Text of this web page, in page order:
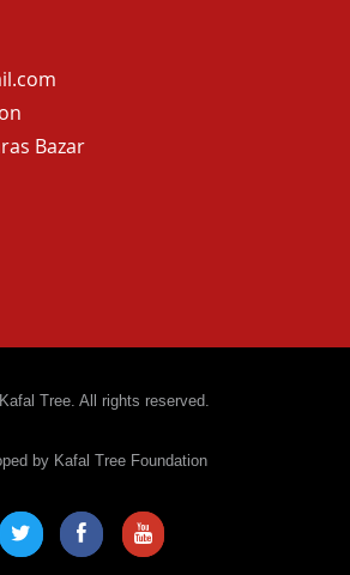
Bazar
Tree. All rights reserved.
by Kafal Tree Foundation